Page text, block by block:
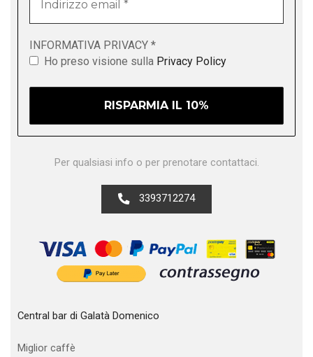
email
*
INFORMATIVA PRIVACY *
Ho preso visione sulla Privacy Policy
Per qualsiasi info o per prenotare contattaci.
3393712274
Central bar di Galatà Domenico
Miglior caffè